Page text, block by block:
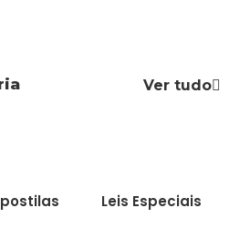
Ver tudo
Leis Especiais